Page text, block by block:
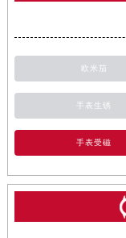
欧米茄
手表生锈
手表受磁